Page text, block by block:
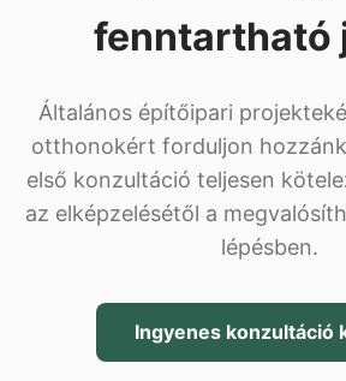
fenntartható
Általános építőipari
otthonokért forduljon
első konzultáció teljesen
az elképzelésétől a
lépésben.
Ingyenes konzultáció